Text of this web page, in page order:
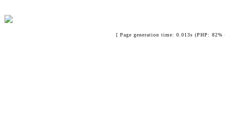
[ Page generation time: 0.013s (PHP: